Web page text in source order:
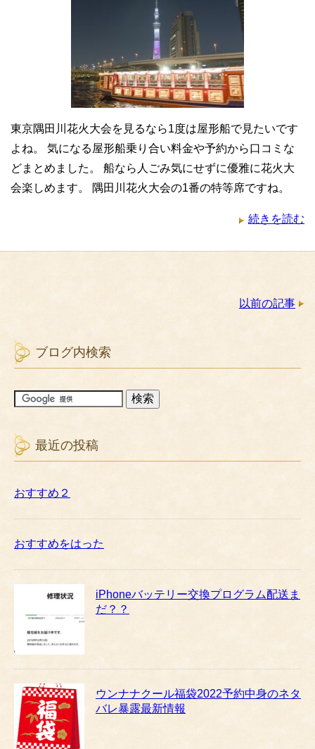
東京隅田川花火大会を見るなら1度は屋形船で見たいです
よね。 気になる屋形船乗り合い料金や予約から口コミな
どまとめました。 船なら人ごみ気にせずに優雅に花火大
会楽しめます。 隅田川花火大会の1番の特等席ですね。
続きを読む
以前の記事
ブログ内検索
最近の投稿
おすすめ２
おすすめをはった
iPhoneバッテリー交換プログラム配送ま
だ？？
ウンナナクール福袋2022予約中身のネタ
バレ暴露最新情報